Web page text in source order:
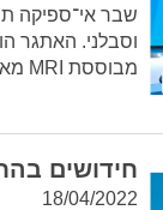
וסבלני. האתגר
מבוססת MRI מאפשרת לקבל את…
חידושים
18/04/2022